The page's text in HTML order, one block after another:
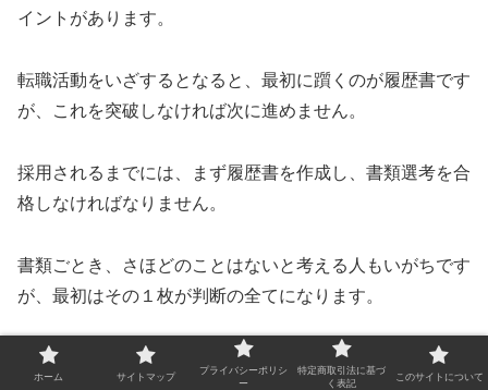
イントがあります。
転職活動をいざするとなると、最初に躓くのが履歴書です
が、これを突破しなければ次に進めません。
採用されるまでには、まず履歴書を作成し、書類選考を合
格しなければなりません。
書類ごとき、さほどのことはないと考える人もいがちです
が、最初はその１枚が判断の全てになります。
履歴書を通じて、応募者がどんな人かがわかります。
ホーム サイトマップ
プライバシーポリシ
ー
特定商取引法に基づ
く表記
このサイトについて